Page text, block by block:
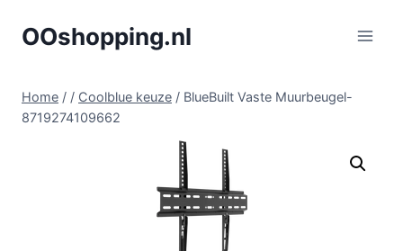
naarOOshopping.nl
Home / / Coolblue keuze / BlueBuilt Vaste Muurbeugel-
8719274109662